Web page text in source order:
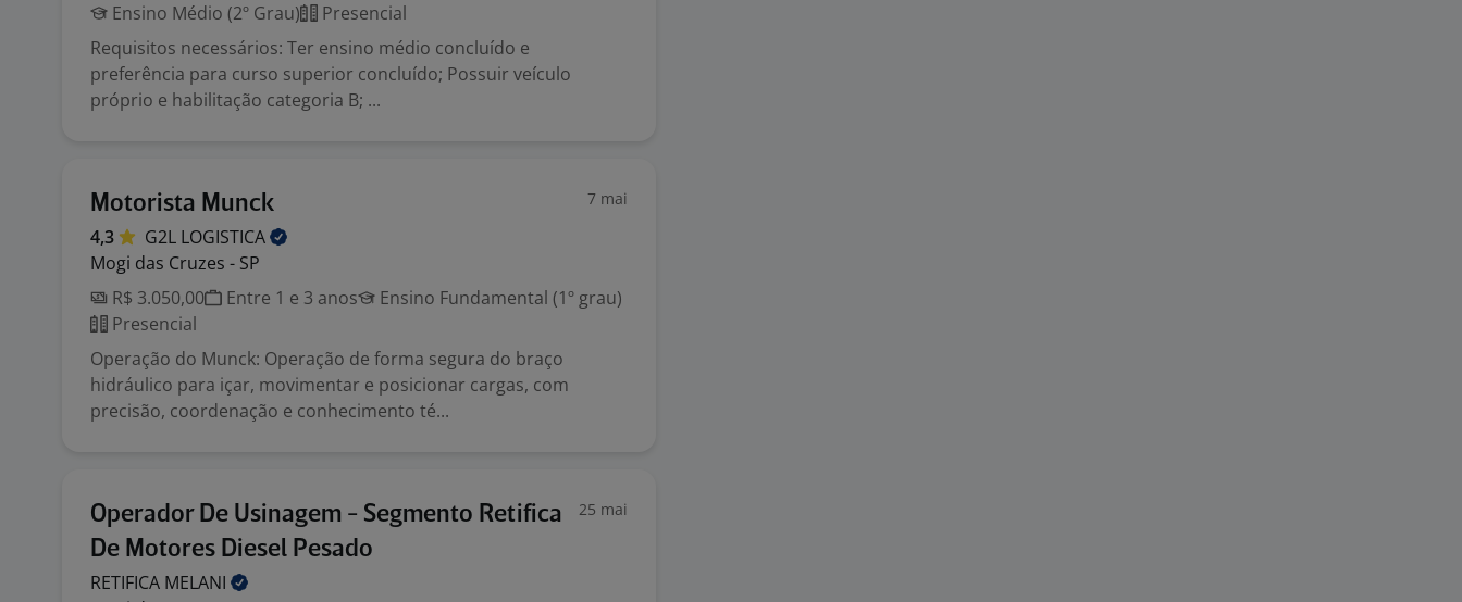
Ensino Médio (2º Grau)
Presencial
Requisitos necessários: Ter ensino médio concluído e
preferência para curso superior concluído; Possuir veículo
próprio e habilitação categoria B; ...
Motorista Munck 7 mai
4,3 G2L LOGISTICA
Mogi das Cruzes - SP
R$ 3.050,00
Entre 1 e 3 anos
Ensino Fundamental (1º grau)
Presencial
Operação do Munck: Operação de forma segura do braço
hidráulico para içar, movimentar e posicionar cargas, com
precisão, coordenação e conhecimento té...
Operador De Usinagem - Segmento Retifica
De Motores Diesel Pesado
25 mai
RETIFICA MELANI